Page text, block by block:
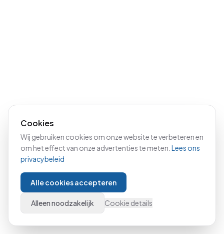
Cookies
Wij gebruiken cookies om onze website te verbeteren en
om het effect van onze advertenties te meten. Lees ons
privacybeleid
Alle cookies accepteren
Alleen noodzakelijk Cookie details